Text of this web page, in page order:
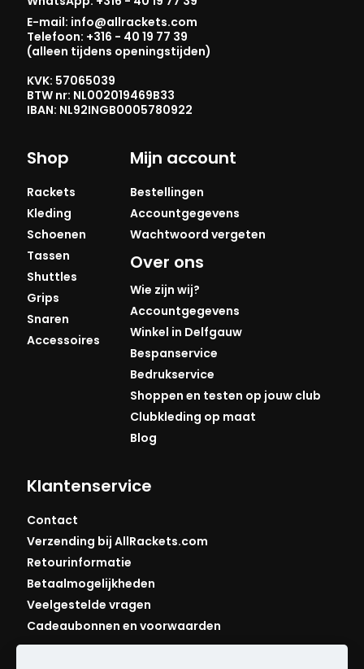
E-mail: info@allrackets.com
Telefoon: +316 - 40 19 77 39
(alleen tijdens openingstijden)
KVK: 57065039
BTW nr: NL002019469B33
IBAN: NL92INGB0005780922
Shop
Rackets
Kleding
Schoenen
Tassen
Shuttles
Grips
Snaren
Accessoires
Mijn account
Bestellingen
Accountgegevens
Wachtwoord vergeten
Over ons
Wie zijn wij?
Accountgegevens
Winkel in Delfgauw
Bespanservice
Bedrukservice
Shoppen en testen op jouw club
Clubkleding op maat
Blog
Klantenservice
Contact
Verzending bij AllRackets.com
Retourinformatie
Betaalmogelijkheden
Veelgestelde vragen
Cadeaubonnen en voorwaarden